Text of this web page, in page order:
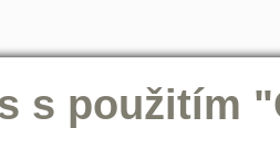
s použitím